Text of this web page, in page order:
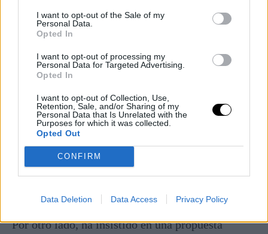
I want to opt-out of the Sale of my
Personal Data.
Opted In
I want to opt-out of processing my
Personal Data for Targeted Advertising.
Opted In
I want to opt-out of Collection, Use,
Retention, Sale, and/or Sharing of my
Personal Data that Is Unrelated with the
Purposes for which it was collected.
Opted Out
CONFIRM
Data Deletion Data Access Privacy Policy
Por otro lado, ha insistido en una propuesta